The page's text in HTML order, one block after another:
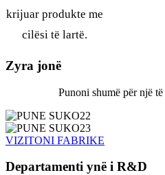
krijuar produkte me
cilësi të lartë.
Zyra jonë
Punoni shumë për një
VIZITONI FABRIKE
Departamenti ynë i R&D